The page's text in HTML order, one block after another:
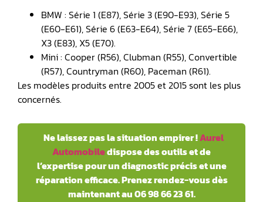
BMW : Série 1 (E87), Série 3 (E90-E93), Série 5
(E60-E61), Série 6 (E63-E64), Série 7 (E65-E66),
X3 (E83), X5 (E70).
Mini : Cooper (R56), Clubman (R55), Convertible
(R57), Countryman (R60), Paceman (R61).
Les modèles produits entre 2005 et 2015 sont les plus
concernés.
Ne laissez pas la situation empirer !Aurel
Automobiledispose des outils et de
l’expertise pour un diagnostic précis et une
réparation efficace. Prenez rendez-vous dès
maintenant au 06 98 66 23 61.